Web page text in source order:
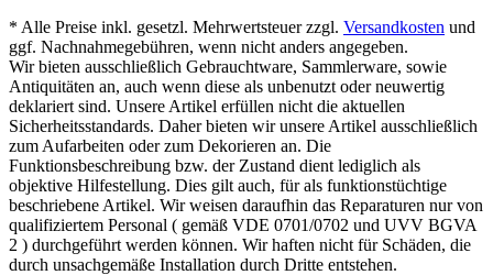
* Alle Preise inkl. gesetzl. Mehrwertsteuer zzgl. Versandkosten und
ggf. Nachnahmegebühren, wenn nicht anders angegeben.
Wir bieten ausschließlich Gebrauchtware, Sammlerware, sowie
Antiquitäten an, auch wenn diese als unbenutzt oder neuwertig
deklariert sind. Unsere Artikel erfüllen nicht die aktuellen
Sicherheitsstandards. Daher bieten wir unsere Artikel ausschließlich
zum Aufarbeiten oder zum Dekorieren an. Die
Funktionsbeschreibung bzw. der Zustand dient lediglich als
objektive Hilfestellung. Dies gilt auch, für als funktionstüchtige
beschriebene Artikel. Wir weisen daraufhin das Reparaturen nur von
qualifiziertem Personal ( gemäß VDE 0701/0702 und UVV BGVA
2 ) durchgeführt werden können. Wir haften nicht für Schäden, die
durch unsachgemäße Installation durch Dritte entstehen.